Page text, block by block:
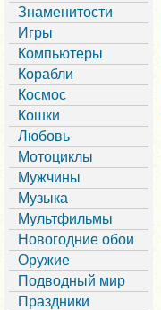
Знаменитости
Игры
Компьютеры
Корабли
Космос
Кошки
Любовь
Мотоциклы
Мужчины
Музыка
Мультфильмы
Новогодние обои
Оружие
Подводный мир
Праздники